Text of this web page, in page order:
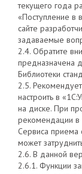
текущего года
«Поступление в
сайте
задаваемые
2.4. Обратите
предназначена
Библиотеки
2.5.
настроить в
на диске. При
рекомендации в
Сервиса приема
может
2.6. В данной
2.6.1. Функции